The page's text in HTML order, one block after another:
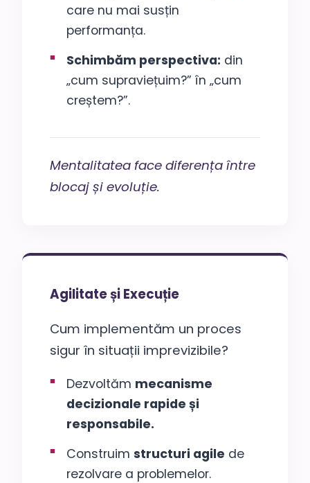
care nu mai susțin
performanța.
Schimbăm perspectiva: din
„cum supraviețuim?” în „cum
creștem?”.
Mentalitatea face diferența între
blocaj și evoluție.
Agilitate și Execuție
Cum implementăm un proces
sigur în situații imprevizibile?
Dezvoltăm mecanisme
decizionale rapide și
responsabile.
Construim structuri agile de
rezolvare a problemelor.